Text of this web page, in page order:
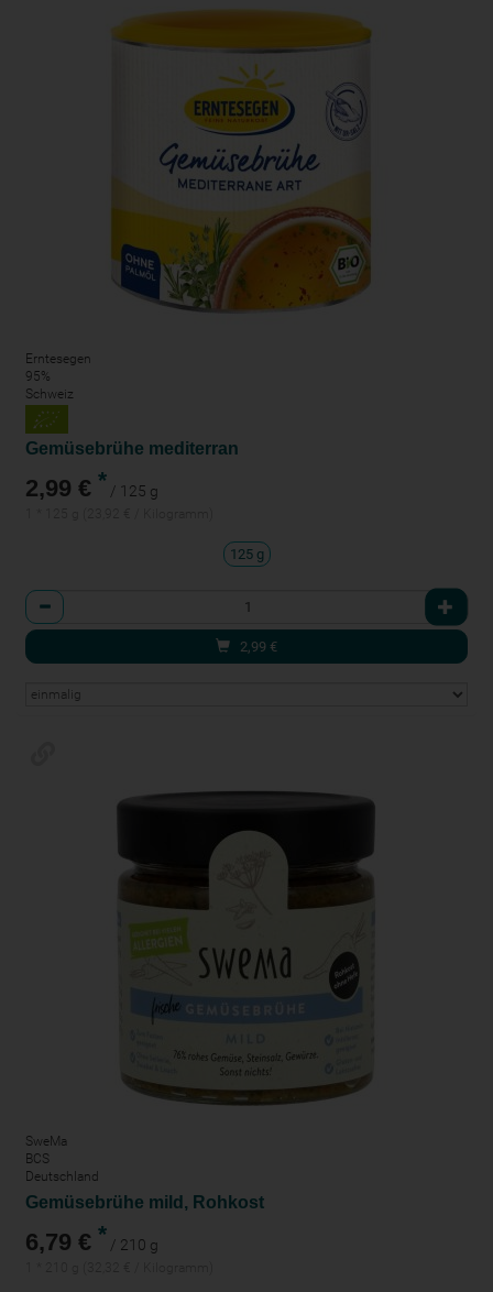
Erntesegen
95%
Schweiz
Gemüsebrühe mediterran
2,99 € * / 125 g
125 g
Anzahl
2,99 €
SweMa
BCS
Deutschland
Gemüsebrühe mild, Rohkost
6,79 € * / 210 g